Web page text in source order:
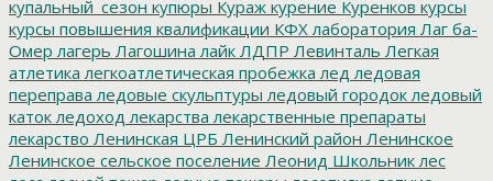
купальный_сезон купюры Кураж курение Куренков курсы
курсы повышения квалификации КФХ лаборатория Лаг ба-
Омер лагерь Лагошина лайк ЛДПР Левинталь Легкая
атлетика легкоатлетическая пробежка лед ледовая
переправа ледовые скульптуры ледовый городок ледовый
каток ледоход лекарства лекарственные препараты
лекарство Ленинская ЦРБ Ленинский район Ленинское
Ленинское сельское поселение Леонид Школьник лес